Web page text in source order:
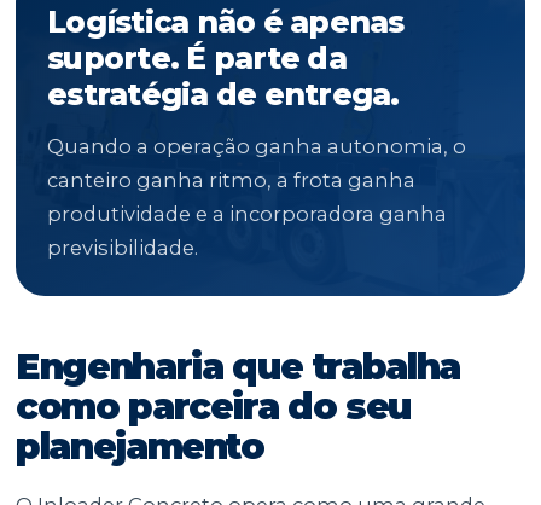
Logística não é apenas
suporte. É parte da
estratégia de entrega.
Quando a operação ganha autonomia, o
canteiro ganha ritmo, a frota ganha
produtividade e a incorporadora ganha
previsibilidade.
Engenharia que trabalha
como parceira do seu
planejamento